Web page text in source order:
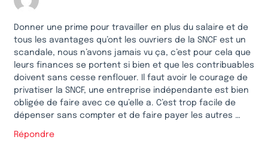
Donner une prime pour travailler en plus du salaire et de
tous les avantages qu’ont les ouvriers de la SNCF est un
scandale, nous n’avons jamais vu ça, c’est pour cela que
leurs finances se portent si bien et que les contribuables
doivent sans cesse renflouer. Il faut avoir le courage de
privatiser la SNCF, une entreprise indépendante est bien
obligée de faire avec ce qu’elle a. C’est trop facile de
dépenser sans compter et de faire payer les autres …
Répondre